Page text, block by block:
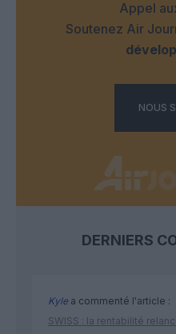
Appel
Soutenez Air
NOUS
DERNIERS
Kylea commenté l'article :
SWISS : la rentabilité